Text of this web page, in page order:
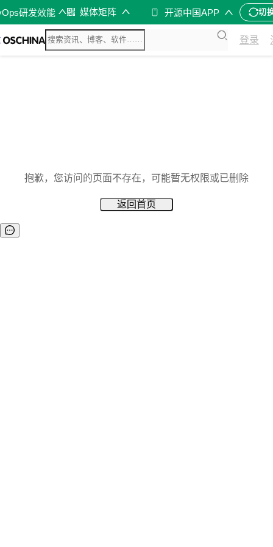
研发效能 媒体矩阵 开源中国APP 切
登录
抱歉，您访问的页面不存在，可能暂无权限或已删除
返回首页